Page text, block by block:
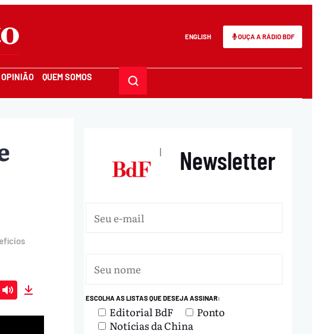
ENGLISH OUÇA A RÁDIO BDF
OPINIÃO QUEM SOMOS
Mute
| Newsletter
ESCOLHA AS LISTAS QUE DESEJA ASSINAR:
Editorial BdF
Ponto
Notícias da China